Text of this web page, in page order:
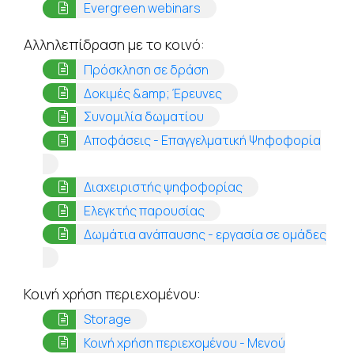
Evergreen webinars
Αλληλεπίδραση με το κοινό:
Πρόσκληση σε δράση
Δοκιμές &amp; Έρευνες(opens in a new tab)
Συνομιλία δωματίου
Αποφάσεις - Επαγγελματική Ψηφοφορία
Διαχειριστής ψηφοφορίας(opens in a new
Ελεγκτής παρουσίας(opens in a new tab)
Δωμάτια ανάπαυσης - εργασία σε ομάδες
Κοινή χρήση περιεχομένου:
Storage
Κοινή χρήση περιεχομένου - Μενού